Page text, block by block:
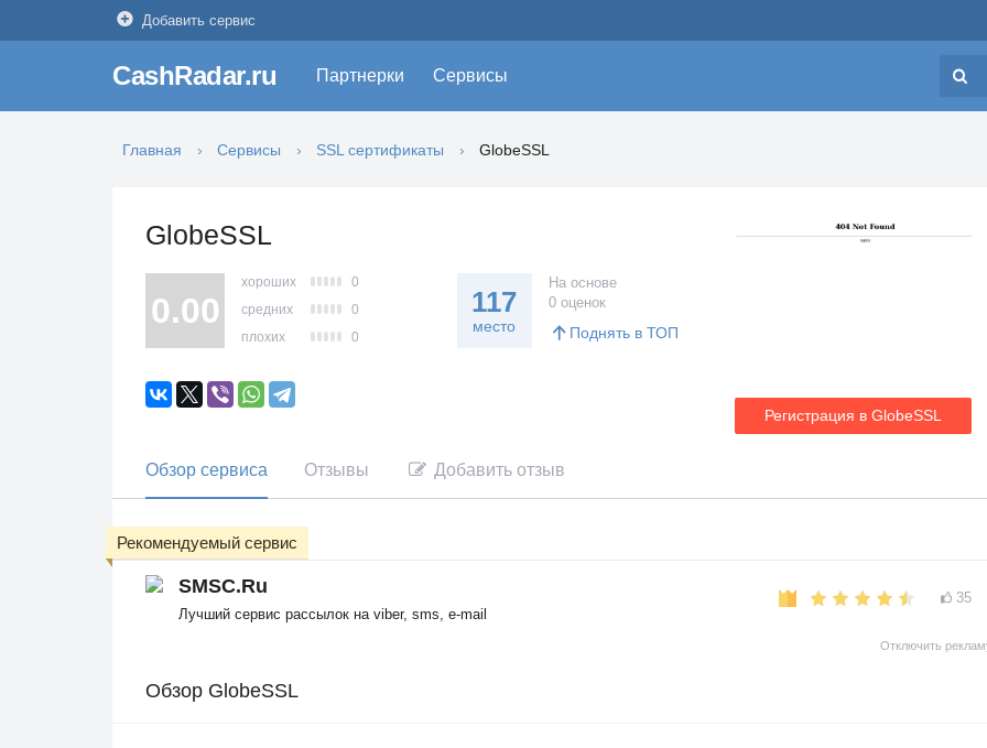
Добавить сервис
CashRadar.ru Партнерки Сервисы
Главная Сервисы SSL сертификаты GlobeSSL
GlobeSSL
Регистрация в GlobeSSL
0.00
хороших
0
средних
0
плохих
0
117
место
На основе
0 оценок
Поднять в ТОП
Обзор сервиса Отзывы Добавить отзыв
SMSC.Ru
Лучший сервис рассылок на viber, sms, e-mail
35
Рекомендуемый сервис
Отключить
Обзор GlobeSSL